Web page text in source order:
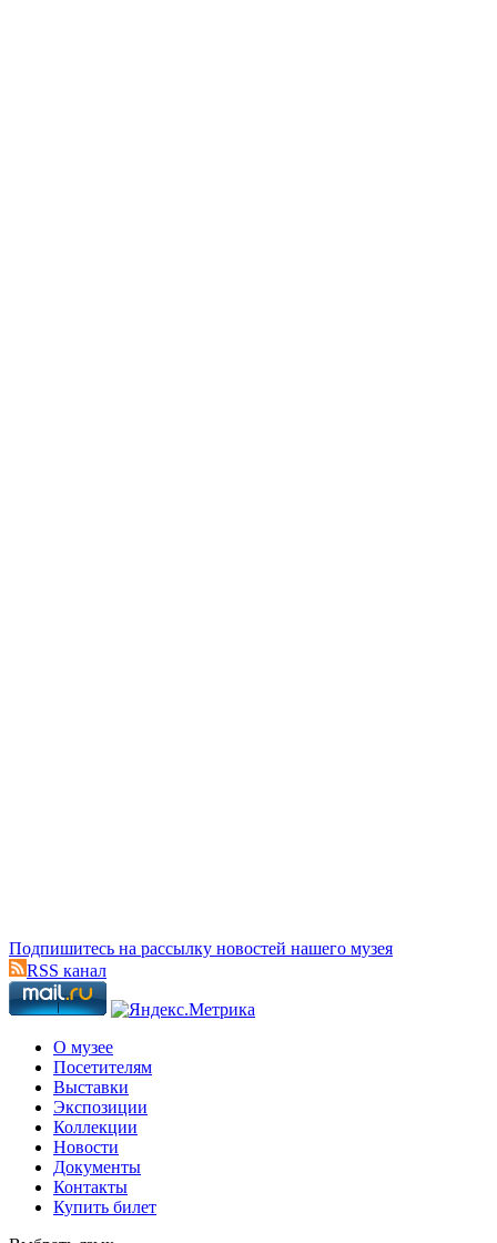
Подпишитесь на рассылку новостей нашего музея
RSS канал
О музее
Посетителям
Выставки
Экспозиции
Коллекции
Новости
Документы
Контакты
Купить билет